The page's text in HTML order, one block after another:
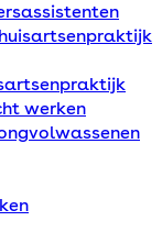
werken